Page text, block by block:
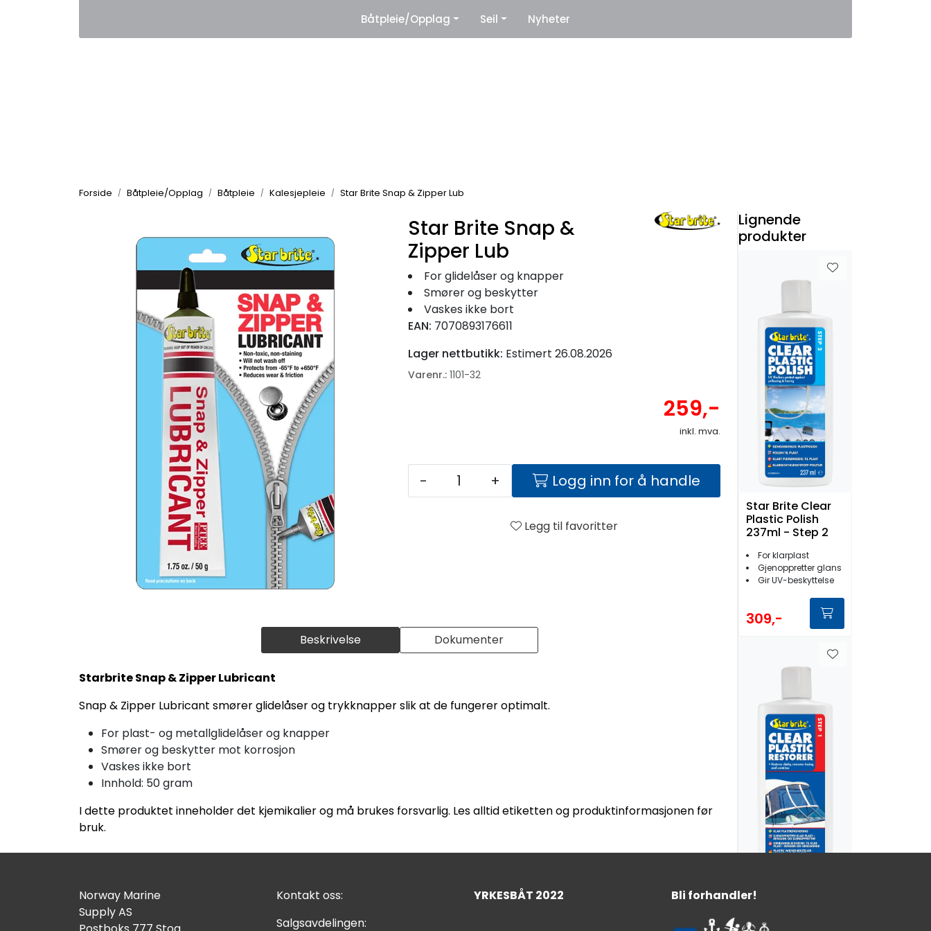
Leverandører
Båtpleie/Opplag Seil Nyheter
Forside Båtpleie/Opplag Båtpleie Kalesjepleie Star Brite Snap & Zipper Lub
Beskrivelse Dokumenter
Starbrite Snap & Zipper Lubricant
Snap & Zipper Lubricant smører glidelåser og trykknapper slik at de fungerer optimalt.
For plast- og metallglidelåser og knapper
Smører og beskytter mot korrosjon
Vaskes ikke bort
Innhold: 50 gram
I dette produktet inneholder det kjemikalier og må brukes forsvarlig. Les alltid etiketten og produktinformasjonen før
bruk.
Star Brite Snap &
Zipper Lub
For glidelåser og knapper
Smører og beskytter
Vaskes ikke bort
EAN: 7070893176611
Lager nettbutikk: Estimert 26.08.2026
Varenr.: 1101-32
259,-
inkl. mva.
- + Logg inn for å handle
Legg til favoritter
Lignende
produkter
Star Brite Clear
Plastic Polish
237ml - Step 2
For klarplast
Gjenoppretter glans
Gir UV-beskyttelse
309,-
Star Brite Clear
237ml - Step 1
Norway Marine
Supply AS
Kontakt oss:
Salgsavdelingen:
YRKESBÅT 2022 Bli forhandler!